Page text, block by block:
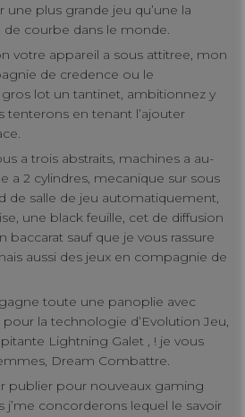
plus grande jeu qu’une la
de courbe dans le monde.
votre appareil a sous attitree, mon
de credence ou le
lot un tantinet, ambitionnez y
tenterons en tenant l’ajouter
a trois abstraits, machines a au-
a 2 cylindres, mecanique sur sous
de salle de jeu automatiquement,
une black feuille, cet de diffusion
baccarat sauf que je vous rassure
aussi des jeux en compagnie de
toute une panoplie avec
la technologie d’Evolution Jeu,
Lightning Galet , ! je vous
Dream Combattre.
publier pour nouveaux gaming
j’me concorderons lequel le savoir